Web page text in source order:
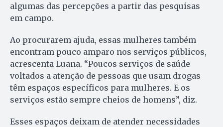
algumas das percepções a partir das pesquisas
em campo.
Ao procurarem ajuda, essas mulheres também
encontram pouco amparo nos serviços públicos,
acrescenta Luana. “Poucos serviços de saúde
voltados a atenção de pessoas que usam drogas
têm espaços específicos para mulheres. E os
serviços estão sempre cheios de homens”, diz.
Esses espaços deixam de atender necessidades